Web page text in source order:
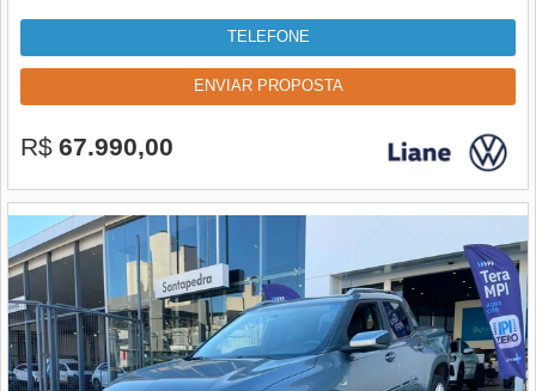
TELEFONE
ENVIAR PROPOSTA
R$ 67.990,00